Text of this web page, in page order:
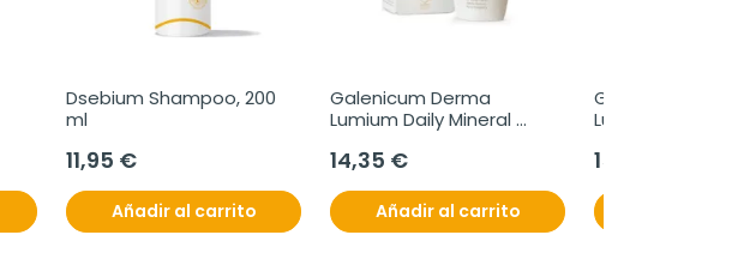
Dsebium Shampoo, 200
ml
11,95 €
Añadir al carrito
Galenicum Derma
Lumium Daily Mineral
14,35 €
Añadir al carrito
Galenicum
Lumium Daily
15,99 €